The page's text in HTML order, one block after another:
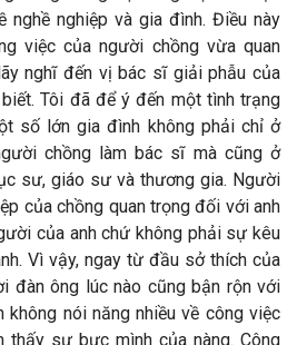
nghề nghiệp và gia đình. Điều này
việc của người chồng vừa quan
nghĩ đến vị bác sĩ giải phẫu của
Tôi đã để ý đến một tình trạng
số lớn gia đình không phải chỉ ở
chồng làm bác sĩ mà cũng ở
sư, giáo sư và thương gia. Người
của chồng quan trọng đối với anh
của anh chứ không phải sự kêu
Vì vậy, ngay từ đầu sở thích của
đàn ông lúc nào cũng bận rộn với
không nói năng nhiều về công việc
thấy sự bực mình của nàng. Công